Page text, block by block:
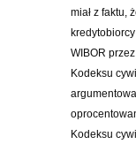
miał z faktu,
WIBOR
Kodeksu
Kodeksu